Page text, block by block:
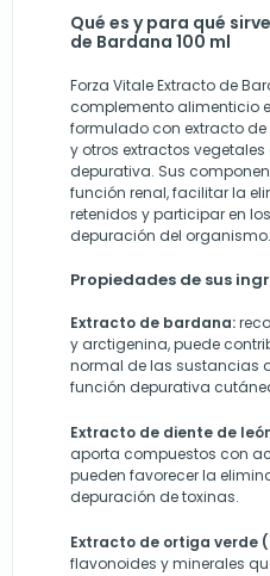
Qué es y para qué
de Bardana 100 ml
Forza Vitale Extracto de
complemento alimenticio
formulado con extracto
y otros extractos
depurativa. Sus
función renal, facilitar la
retenidos y participar en
depuración del organismo.
Propiedades de sus
Extracto de bardana:
y arctigenina, puede
normal de las sustancias
función depurativa
Extracto de diente de
aporta compuestos con
pueden favorecer la
depuración de toxinas.
Extracto de ortiga verde
flavonoides y minerales